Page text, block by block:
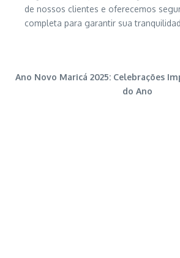
de nossos clientes e oferecemos
completa para garantir sua
Ano Novo Maricá 2025: Celebrações
do Ano